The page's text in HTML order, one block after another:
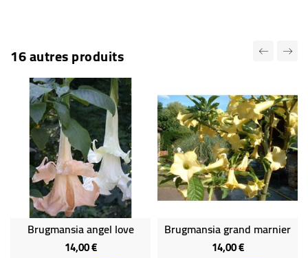
16 autres produits
Brugmansia angel love
14,00 €Prix
Brugmansia grand marnier
14,00 €Prix